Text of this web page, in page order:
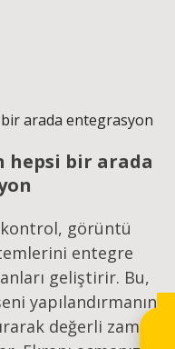
hepsi bir arada
kontrol, görüntü
entegre
geliştirir. Bu,
yapılandırmanın
değerli zaman